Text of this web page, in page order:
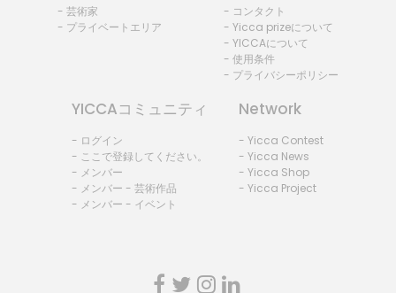
- 芸術家
- プライベートエリア
- コンタクト
- Yicca prizeについて
- YICCAについて
- 使用条件
- プライバシーポリシー
YICCAコミュニティ
- ログイン
- ここで登録してください。
- メンバー
- メンバー - 芸術作品
- メンバー - イベント
Network
- Yicca Contest
- Yicca News
- Yicca Shop
- Yicca Project